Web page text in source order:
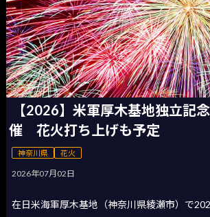
【2026】米軍厚木基地独立記
催 花火打ち上げも予定
神奈川県 花火
2026年07月02日
在日米海軍厚木基地（神奈川県綾瀬市）で